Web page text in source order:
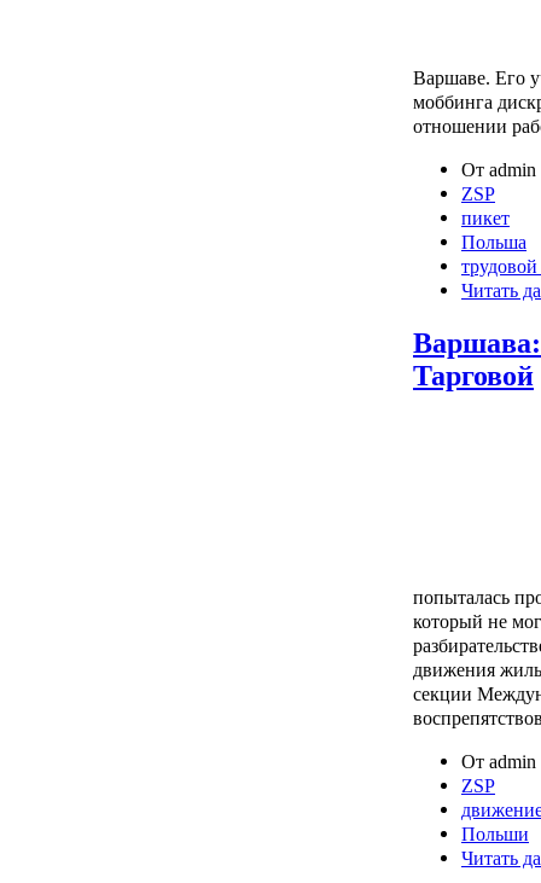
Варшаве. Его
моббинга
отношении
От admin
ZSP
пикет
Польша
Читать
Варшава:
Тарговой
попыталась
который не
движения
секции
От admin
ZSP
Польши
Читать